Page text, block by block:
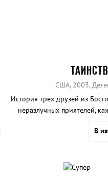
США, 2003,
История трех друзей из
неразлучных приятелей,
В